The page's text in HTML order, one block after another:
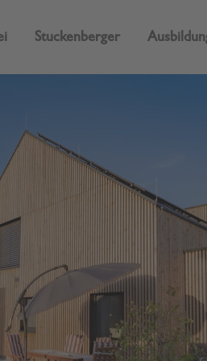
About us
penatibus et magnis dis
nascetur ridiculus mus.
Stuckenberger